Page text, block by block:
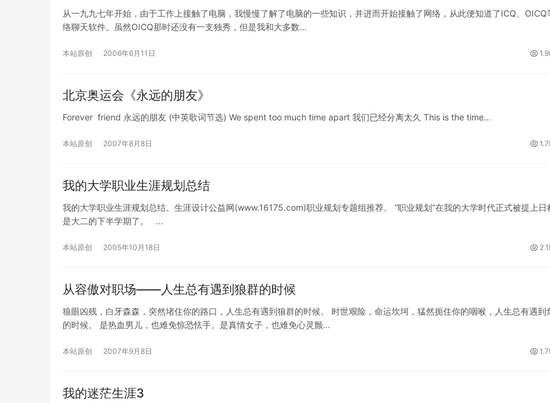
从一九九七年开始，由于工作上接触了电脑，我慢慢了解了电脑的一些知识，并进而开始接触了网络，从此便知道了ICQ、OICQ
络聊天软件。虽然OICQ那时还没有一支独秀，但是我和大多数…
本站原创 2006年6月11日
北京奥运会《永远的朋友》
Forever friend 永远的朋友 (中英歌词节选) We spent too much time apart 我们已经分离太久 This is the time…
本站原创 2007年8月8日
我的大学职业生涯规划总结
我的大学职业生涯规划总结。生涯设计公益网(www.16175.com)职业规划专题组推荐。 “职业规划”在我的大学时代正式被提上日
是大二的下半学期了。 …
本站原创 2005年10月18日
从容傲对职场——人生总有遇到狼群的时候
狼眼凶残，白牙森森，突然堵住你的路口，人生总有遇到狼群的时候。 时世艰险，命运坎坷，猛然扼住你的咽喉，人生总有遇到
的时候。 是热血男儿，也难免惊恐怯手。是真情女子，也难免心灵颤…
本站原创 2007年9月8日
我的迷茫生涯3